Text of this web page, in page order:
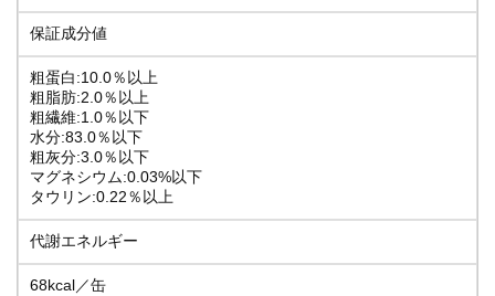
保証成分値
粗蛋白:10.0％以上
粗脂肪:2.0％以上
粗繊維:1.0％以下
水分:83.0％以下
粗灰分:3.0％以下
マグネシウム:0.03%以下
タウリン:0.22％以上
代謝エネルギー
68kcal／缶